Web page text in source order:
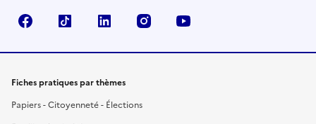
FacebookTikTok LinkedIn Instagram
Fiches pratiques par thèmes
Papiers - Citoyenneté - Élections